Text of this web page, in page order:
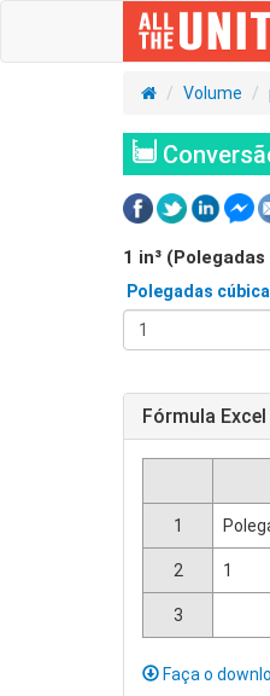
Volume
1 in³
Polegadas
Fórmula
1
2 1
3
Faça o